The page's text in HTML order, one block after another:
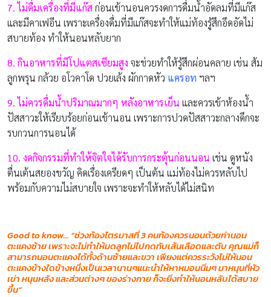
7. ไม่ดื่มเครื่องที่มีแก๊สก่อนเข้านอนควรงดการดื่มน้ำอัดลมที่มีแก๊ส
และมีคาเฟอีน เพราะเครื่องดื่มที่มีแก๊สจะทำให้แม่ท้องรู้สึกอึดอัดไม่
สบายท้อง ทำให้นอนหลับยาก
8. กินอาหารที่มีโปแตสเซียมสูง จะช่วยทำให้รู้สึกผ่อนคลาย เช่น ส้ม
ลูกพรุน กล้วย อโวคาโด ปวยเล้ง ผักกาดหัว แครอท ฯลฯ
9. ไม่ควรดื่มน้ำปริมาณมากๆ หลังอาหารเย็น และควรเข้าห้องน้ำ
ปัสสาวะให้เรียบร้อยก่อนเข้านอน เพราะการปวดปัสสาวะกลางดึกจะ
รบกวนการนอนได้
10. งดกิจกรรมที่ทำให้จิตใจได้รับการกระตุ้นก่อนนอน เช่น ดูหนัง
ตื่นเต้นสยองขวัญ คิดเรื่องเครียดๆ เป็นต้น แม่ท้องไม่ควรหลับไป
พร้อมกับความไม่สบายใจ เพราะจะทำให้หลับได้ไม่สนิท
Good to know… “ช่วงท้องไตรมาสที่3 คนท้องควรนอนด้วยท่านอน
ตะแคงซ้าย เพราะจะไม่ทำให้มดลูกไม่ไปกดทับเส้นเลือดและตับ คุณแม่ก็
สามารถนอนตะแคงได้ทั้งด้านซ้ายและขวา เพียงแต่ควรระวังไม่ให้นอน
ตะแคงข้างใดข้างหนึ่งเป็นเวลานานๆแนะนำให้หาหมอนนิ่มๆ มาหนุนที่หัว
เข่า หนุนหลัง และส่วนต่างๆ ของร่างกาย ก็จะยิ่งทำให้นอนหลับได้สบาย
ขึ้น”